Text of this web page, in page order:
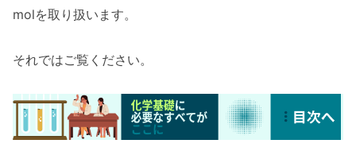
molを取り扱います。
それではご覧ください。